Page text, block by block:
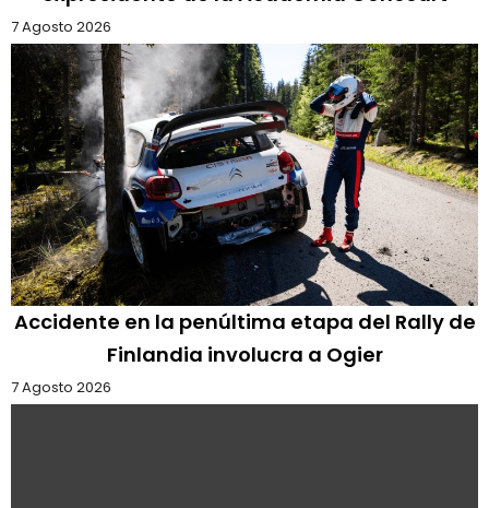
7 Agosto 2026
Accidente en la penúltima etapa del Rally de
Finlandia involucra a Ogier
7 Agosto 2026